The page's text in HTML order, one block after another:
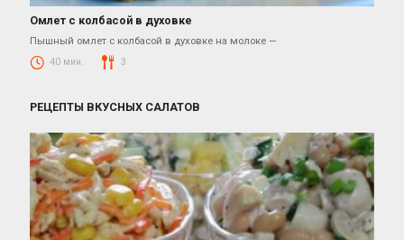
Рецепты Завтраков
Омлет с колбасой в духовке
Пышный омлет с колбасой в духовке на молоке —
40 мин. 3
РЕЦЕПТЫ ВКУСНЫХ САЛАТОВ